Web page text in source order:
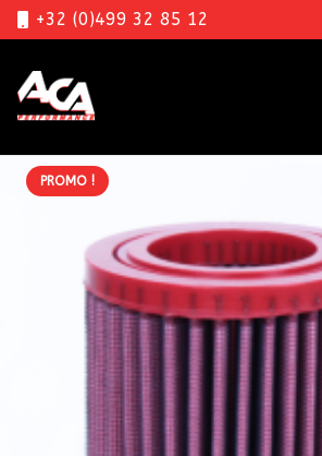
+32 (0)499 32 85 12
PROMO !